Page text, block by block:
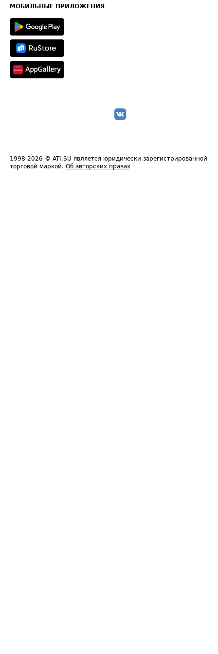
Техническая информация
МОБИЛЬНЫЕ ПРИЛОЖЕНИЯ
1998-2026 © ATI.SU является юридически зарегистрированной
торговой маркой. Об авторских правах